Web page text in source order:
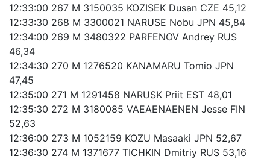
12:33:00 267 M 3150035 KOZISEK Dusan CZE 45,12
12:33:30 268 M 3300021 NARUSE Nobu JPN 45,84
12:34:00 269 M 3480322 PARFENOV Andrey RUS
46,34
12:34:30 270 M 1276520 KANAMARU Tomio JPN
47,45
12:35:00 271 M 1291458 NARUSK Priit EST 48,01
12:35:30 272 M 3180085 VAEAENAENEN Jesse FIN
52,63
12:36:00 273 M 1052159 KOZU Masaaki JPN 52,67
12:36:30 274 M 1371677 TICHKIN Dmitriy RUS 53,16